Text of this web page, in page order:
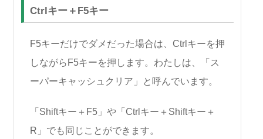
Ctrlキー＋F5キー
F5キーだけでダメだった場合は、Ctrlキーを押
しながらF5キーを押します。わたしは、「ス
ーパーキャッシュクリア」と呼んでいます。
「Shiftキー＋F5」や「Ctrlキー＋Shiftキー＋
R」でも同じことができます。